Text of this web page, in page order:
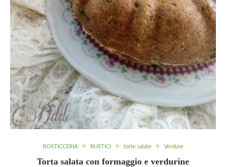
ROSTICCERIA RUSTICI torte salate Verdure
Torta salata con formaggio e verdurine